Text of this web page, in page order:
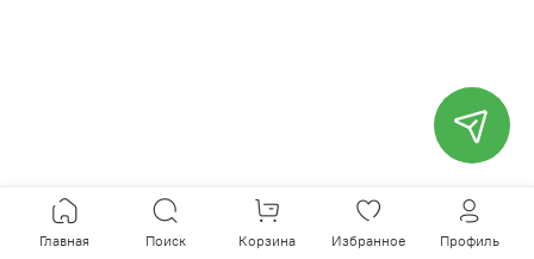
Главная Поиск Корзина Избранное Профиль